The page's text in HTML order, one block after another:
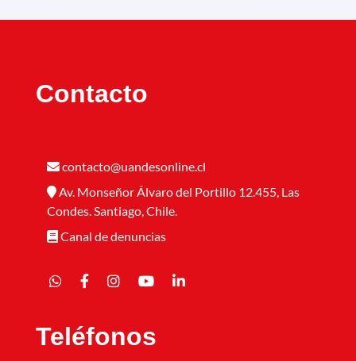
Contacto
contacto@uandesonline.cl
Av. Monseñor Álvaro del Portillo 12.455, Las
Condes. Santiago, Chile.
Canal de denuncias
Teléfonos